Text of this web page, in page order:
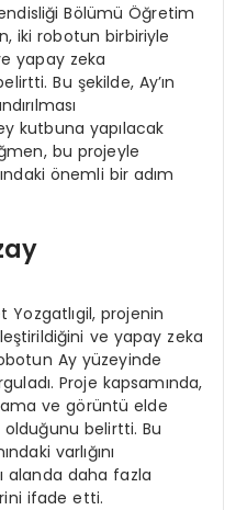
Bölümü Öğretim
iki robotun birbiriyle
yapay zeka
Bu şekilde, Ay’ın
kutbuna yapılacak
bu projeyle
önemli bir adım
Yozgatlıgil, projenin
ve yapay zeka
Ay yüzeyinde
Proje kapsamında,
ve görüntü elde
belirtti. Bu
varlığını
alanda daha fazla
ifade etti.